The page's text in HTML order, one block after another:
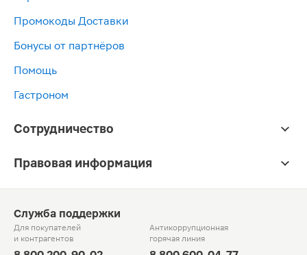
Промокоды Доставки
Бонусы от партнёров
Помощь
Гастроном
Сотрудничество
Правовая информация
Служба поддержки
Для покупателей
и контрагентов
Антикоррупционная
горячая линия